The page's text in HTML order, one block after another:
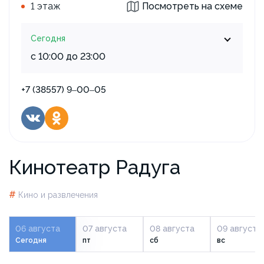
Кинотеатр Радуга
# Кино и развлечения
06 августа
Сегодня
07 августа
пт
08 августа
сб
09 августа
вс
1 этаж Посмотреть на схеме
Сегодня
с 10:00 до 23:00
+7 (38557) 9‒00‒05